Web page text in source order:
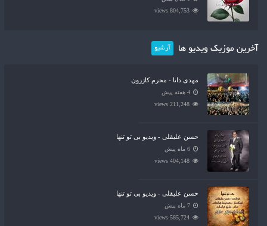
804,753 views
آخرین موزیک ویدیو ها آرشیو
مهدی دانا - محرم کازرون
4 هفته پیش
211,248 views
حسن علیقلی - ویدیو بی تو تنها
6 ماه پیش
404,148 views
حسن علیقلی - ویدیو بی تو تنها
7 ماه پیش
585,724 views